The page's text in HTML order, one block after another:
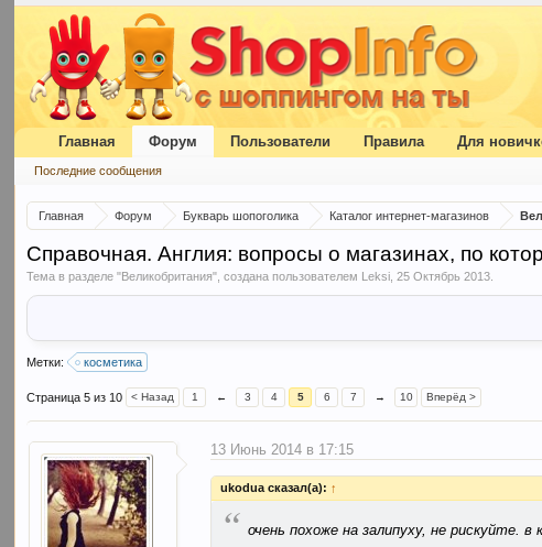
Главная Форум Букварь шопоголика Каталог интернет-магазинов
Справочная. Англия: вопросы о магазинах, по
Тема в разделе "Великобритания", создана пользователем Leksi ,25 Октябрь 2013
Метки: косметика
Страница 5 из 10 < Назад 1 ← 3 4 5 6 7 → 10 Вперёд >
13 Июнь 2014 в 17:15
ukodua сказал(а): ↑
“ очень похоже на залипуху, не рискуйте.
Главная Форум
Последние сообщения
Пользователи Правила Для